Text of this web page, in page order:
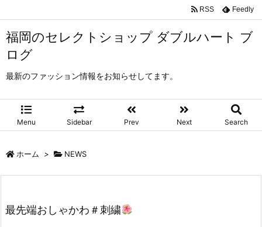
福岡のセレクトショップ ダブルハート ブ
ログ
最新のファッション情報をお知らせしてます。
Menu Sidebar Prev Next Search
RSS Feedly
ホーム > NEWS
最先端おしゃかわ＃刺繍